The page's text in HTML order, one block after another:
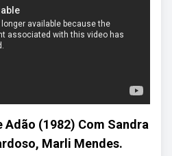
Adão (1982) Com Sandra
Marli Mendes.